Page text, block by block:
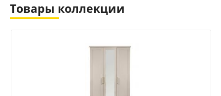
Товары коллекции